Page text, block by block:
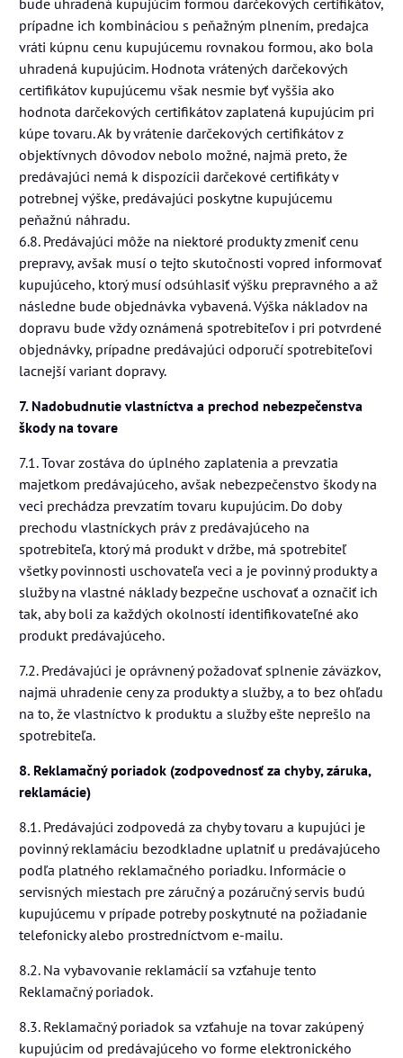
prípadne ich kombináciou s peňažným plnením, predajca
vráti kúpnu cenu kupujúcemu rovnakou formou, ako bola
uhradená kupujúcim. Hodnota vrátených darčekových
certifikátov kupujúcemu však nesmie byť vyššia ako
hodnota darčekových certifikátov zaplatená kupujúcim pri
kúpe tovaru. Ak by vrátenie darčekových certifikátov z
objektívnych dôvodov nebolo možné, najmä preto, že
predávajúci nemá k dispozícii darčekové certifikáty v
potrebnej výške, predávajúci poskytne kupujúcemu
peňažnú náhradu.
6.8. Predávajúci môže na niektoré produkty zmeniť cenu
prepravy, avšak musí o tejto skutočnosti vopred informovať
kupujúceho, ktorý musí odsúhlasiť výšku prepravného a až
následne bude objednávka vybavená. Výška nákladov na
dopravu bude vždy oznámená spotrebiteľov i pri potvrdené
objednávky, prípadne predávajúci odporučí spotrebiteľovi
lacnejší variant dopravy.
7. Nadobudnutie vlastníctva a prechod nebezpečenstva
škody na tovare
7.1. Tovar zostáva do úplného zaplatenia a prevzatia
majetkom predávajúceho, avšak nebezpečenstvo škody na
veci prechádza prevzatím tovaru kupujúcim. Do doby
prechodu vlastníckych práv z predávajúceho na
spotrebiteľa, ktorý má produkt v držbe, má spotrebiteľ
všetky povinnosti uschovateľa veci a je povinný produkty a
služby na vlastné náklady bezpečne uschovať a označiť ich
tak, aby boli za každých okolností identifikovateľné ako
produkt predávajúceho.
7.2. Predávajúci je oprávnený požadovať splnenie záväzkov,
najmä uhradenie ceny za produkty a služby, a to bez ohľadu
na to, že vlastníctvo k produktu a služby ešte neprešlo na
spotrebiteľa.
8. Reklamačný poriadok (zodpovednosť za chyby, záruka,
reklamácie)
8.1. Predávajúci zodpovedá za chyby tovaru a kupujúci je
povinný reklamáciu bezodkladne uplatniť u predávajúceho
podľa platného reklamačného poriadku. Informácie o
servisných miestach pre záručný a pozáručný servis budú
kupujúcemu v prípade potreby poskytnuté na požiadanie
telefonicky alebo prostredníctvom e-mailu.
8.2. Na vybavovanie reklamácií sa vzťahuje tento
Reklamačný poriadok.
8.3. Reklamačný poriadok sa vzťahuje na tovar zakúpený
kupujúcim od predávajúceho vo forme elektronického